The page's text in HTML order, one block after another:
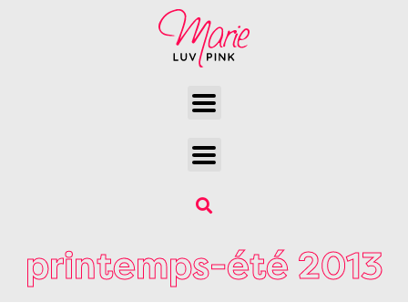
printemps-été 2013